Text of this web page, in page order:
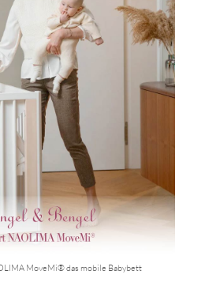
MoveMi® das mobile Babybett